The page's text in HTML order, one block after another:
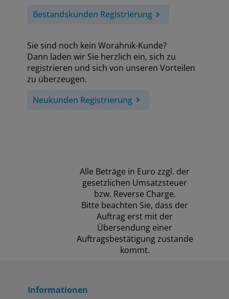
Bestandskunden Registrierung
Sie sind noch kein Worahnik-Kunde?
Dann laden wir Sie herzlich ein, sich zu
registrieren und sich von unseren Vorteilen
zu überzeugen.
Neukunden Registrierung
Alle Beträge in Euro zzgl. der
gesetzlichen Umsatzsteuer
bzw. Reverse Charge.
Bitte beachten Sie, dass der
Auftrag erst mit der
Übersendung einer
Auftragsbestätigung zustande
kommt.
Informationen